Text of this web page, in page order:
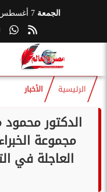
الجمعة 7 أغسطس 2026
الرئيسية الأخبار
الدكتور
مجموعة
العاجلة في